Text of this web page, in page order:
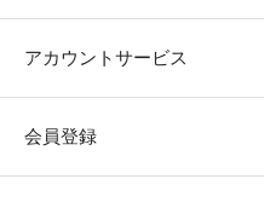
アカウントサービス
会員登録